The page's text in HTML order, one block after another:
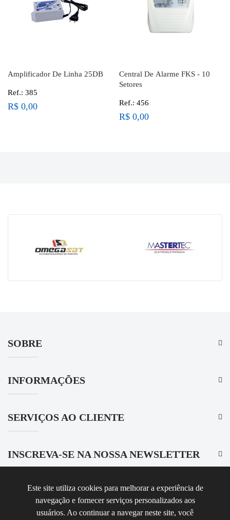
Amplificador De Linha 25DB
Ref.: 385
R$ 0,00
Central De Alarme FKS - 10
Setores
Ref.: 456
R$ 0,00
SOBRE
INFORMAÇÕES
SERVIÇOS AO CLIENTE
INSCREVA-SE NA NOSSA NEWSLETTER
Desenvolvido porappic.
Ligasat © 2026
Este site utiliza cookies para melhorar a experiência de
navegação e fornecer serviços personalizados aos
usuários. Ao continuar a navegar neste site, você